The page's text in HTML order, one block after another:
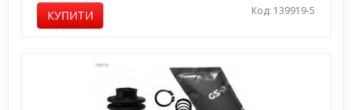
КУПИТИ Код: 139919-5